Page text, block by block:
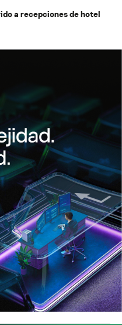
a recepciones de hotel